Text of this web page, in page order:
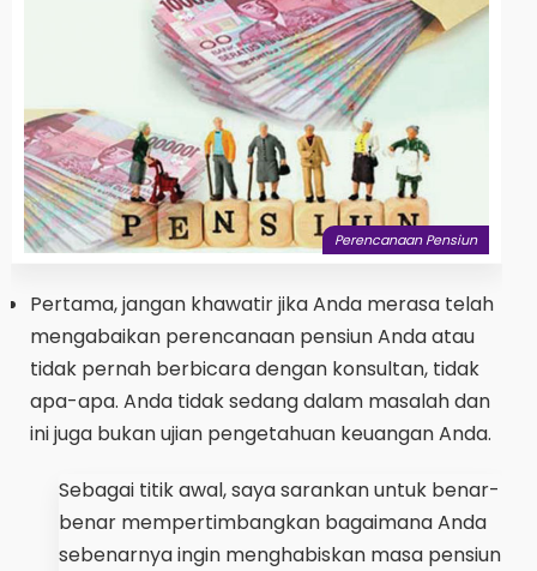
Perencanaan Pensiun
Pertama, jangan khawatir jika Anda merasa telah
mengabaikan perencanaan pensiun Anda atau
tidak pernah berbicara dengan konsultan, tidak
apa-apa. Anda tidak sedang dalam masalah dan
ini juga bukan ujian pengetahuan keuangan Anda.
Sebagai titik awal, saya sarankan untuk benar-
benar mempertimbangkan bagaimana Anda
sebenarnya ingin menghabiskan masa pensiun